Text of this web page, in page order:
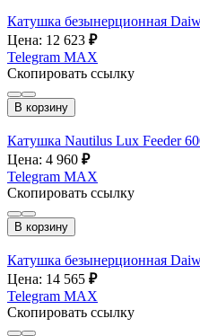
Катушка безынерционная
Цена: 12 623 ₽
Telegram MAX
Скопировать ссылку
В корзину
Катушка Nautilus Lux Feeder
Цена: 4 960 ₽
Telegram MAX
Скопировать ссылку
В корзину
Катушка безынерционная
Цена: 14 565 ₽
Telegram MAX
Скопировать ссылку